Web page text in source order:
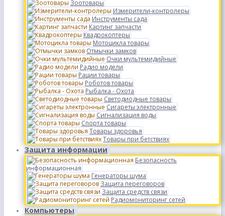
Зоотовары
Измерители-контролеры
Инструменты сада
Картинг запчасти
Квадрокоптеры
Мотоцикла товары
Отмычки замков
Очки мультемидийные
Радио модели
Рации товары
Роботов товары
Рыбалка - Охота
Светодиодные товары
Сигареты электронные
Сигнализация воды
Спорта товары
Товары здоровья
Товары при бетствиях
Защита информации
Безопасность
информационная
Генераторы шума
Защита переговоров
Защита средств связи
Радиомониторинг сетей
Компьютеры